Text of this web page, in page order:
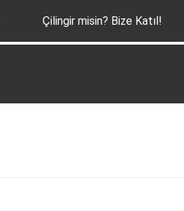
Çilingir misin? Bize Katıl!